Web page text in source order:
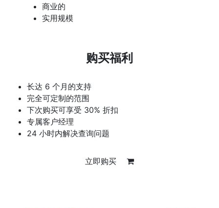
商业的
实用规模
购买福利
长达 6 个月的支持
完全可定制的范围
下次购买可享受 30% 折扣
专属客户经理
24 小时内解决查询问题
立即购买